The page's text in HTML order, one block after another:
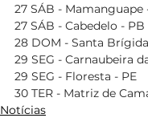
27 SÁB - Mamanguape
27 SÁB - Cabedelo - PB
28 DOM - Santa
29 SEG - Carnaubeira
29 SEG - Floresta - PE
30 TER - Matriz de
Notícias